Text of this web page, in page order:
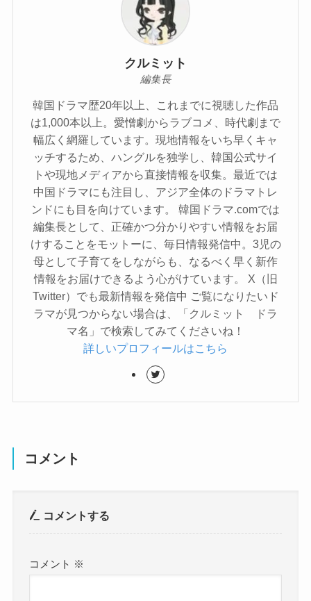
クルミット
編集長
韓国ドラマ歴20年以上、これまでに視聴した作品
は1,000本以上。愛憎劇からラブコメ、時代劇まで
幅広く網羅しています。現地情報をいち早くキャ
ッチするため、ハングルを独学し、韓国公式サイ
トや現地メディアから直接情報を収集。最近では
中国ドラマにも注目し、アジア全体のドラマトレ
ンドにも目を向けています。 韓国ドラマ.comでは
編集長として、正確かつ分かりやすい情報をお届
けすることをモットーに、毎日情報発信中。3児の
母として子育てをしながらも、なるべく早く新作
情報をお届けできるよう心がけています。 X（旧
Twitter）でも最新情報を発信中 ご覧になりたいド
ラマが見つからない場合は、「クルミット ドラ
マ名」で検索してみてくださいね！
詳しいプロフィールはこちら
コメント
コメントする
コメント ※